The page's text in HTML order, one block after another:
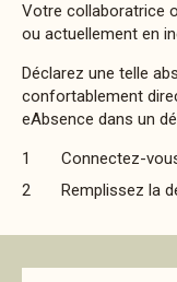
Votre collaboratrice
ou actuellement en
Déclarez une telle
confortablement
eAbsence dans un
Connectez-
Remplissez la